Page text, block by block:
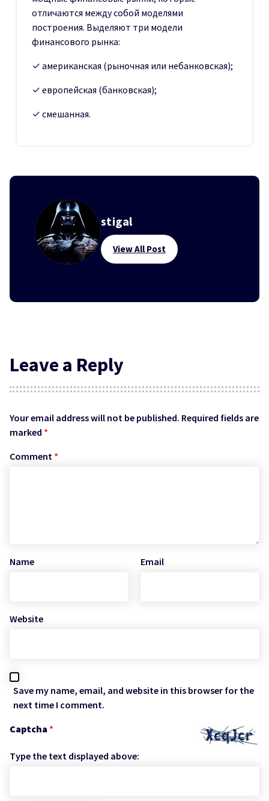
отличаются между собой моделями
построения. Выделяют три модели
финансового рынка:
✓ американская (рыночная или небанковская);
✓ европейская (банковская);
✓ смешанная.
stigal
View All Post
Leave a Reply
Your email address will not be published. Required fields are
marked *
Comment *
Name Email
Website
Save my name, email, and website in this browser for the
next time I comment.
Captcha *
Type the text displayed above: